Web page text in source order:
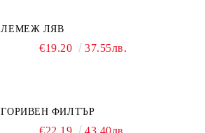
ЛЕМЕЖ ЛЯВ
€19.20 37.55лв.
ГОРИВЕН ФИЛТЪР
€22.19 43.40лв.